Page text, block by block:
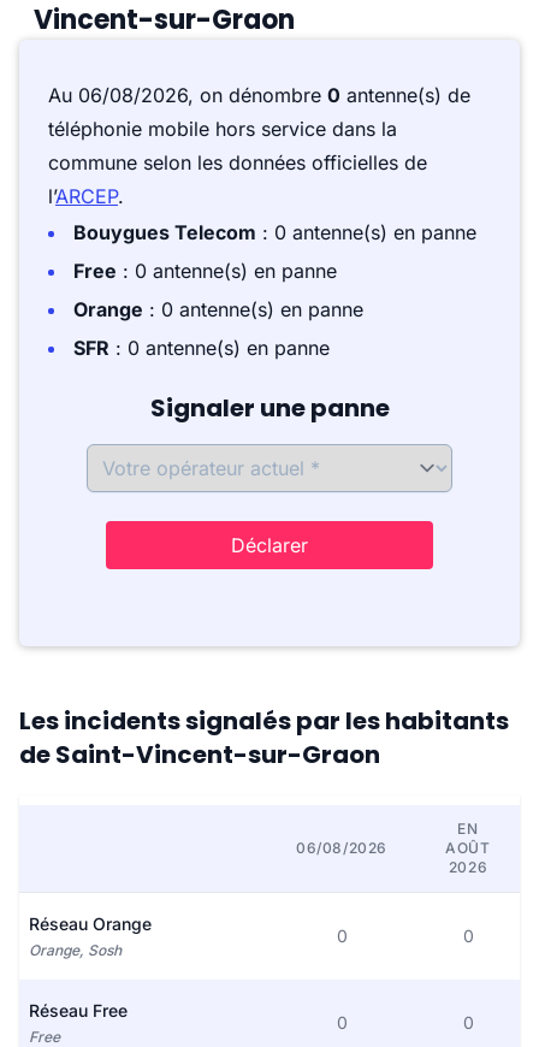
Vincent-sur-Graon
Au 06/08/2026, on dénombre 0 antenne(s) de
téléphonie mobile hors service dans la
commune selon les données officielles de
l’ARCEP.
Bouygues Telecom : 0 antenne(s) en panne
Free : 0 antenne(s) en panne
Orange : 0 antenne(s) en panne
SFR : 0 antenne(s) en panne
Signaler une panne
Déclarer
Les incidents signalés par les habitants
de Saint-Vincent-sur-Graon
06/08/2026
EN
AOÛT
2026
Réseau Orange
Orange, Sosh
0 0
Réseau Free
Free
0 0